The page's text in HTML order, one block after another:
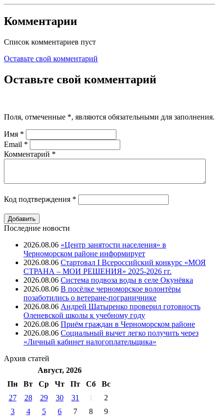
Комментарии
Список комментариев пуст
Оставьте свой комментарий
Оставьте свой комментарий
Поля, отмеченные *, являются обязательными для заполнения.
Имя *
Email *
Комментарий *
Код подтверждения *
Последние новости
2026.08.06 «Центр занятости населения» в
Черноморском районе информирует
2026.08.06 Стартовал I Всероссийский конкурс «МОЯ
СТРАНА – МОИ РЕШЕНИЯ» 2025-2026 гг.
2026.08.06 Система подвоза воды в селе Окунёвка
2026.08.06 В посёлке черноморское волонтёры
позаботились о ветеране-пограничнике
2026.08.06 Андрей Шатыренко проверил готовность
Оленевской школы к учебному году
2026.08.06 Приём граждан в Черноморском районе
2026.08.06 Социальный вычет легко получить через
«Личный кабинет налогоплательщика»
Архив статей
Август, 2026
Пн
Вт Ср Чт Пт Cб
Вс
27
28 29 30 31 1
2
3
4 5 6 7 8
9